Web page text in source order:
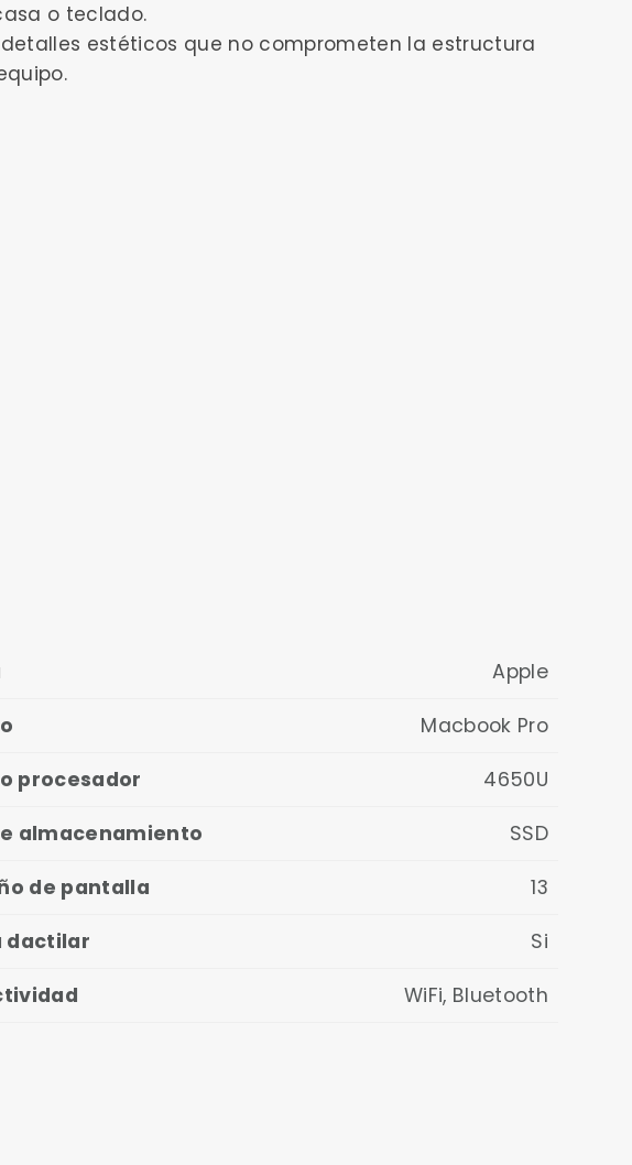
o teclado.
detalles estéticos que no comprometen la estructura
Apple
Macbook Pro
procesador 4650U
almacenamiento SSD
de pantalla 13
dactilar Si
WiFi, Bluetooth